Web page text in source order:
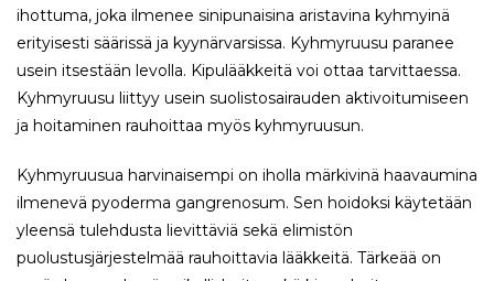
ihottuma, joka ilmenee sinipunaisina aristavina kyhmyinä
erityisesti säärissä ja kyynärvarsissa. Kyhmyruusu paranee
usein itsestään levolla. Kipulääkkeitä voi ottaa tarvittaessa.
Kyhmyruusu liittyy usein suolistosairauden aktivoitumiseen
ja hoitaminen rauhoittaa myös kyhmyruusun.
Kyhmyruusua harvinaisempi on iholla märkivinä haavaumina
ilmenevä pyoderma gangrenosum. Sen hoidoksi käytetään
yleensä tulehdusta lievittäviä sekä elimistön
puolustusjärjestelmää rauhoittavia lääkkeitä. Tärkeää on